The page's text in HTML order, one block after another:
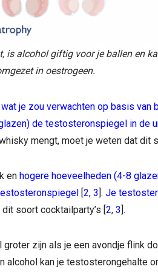
is alcohol giftig voor je ballen en
in oestrogeen.
je zou verwachten op basis van
de testosteronspiegel in de
mengt, moet je weten dat dit
en hogere hoeveelheden (4-8
[2, 3]. Je
dit soort cocktailparty’s [2, 3].
groter zijn als je een avondje flink
alcohol kan je testosterongehalte